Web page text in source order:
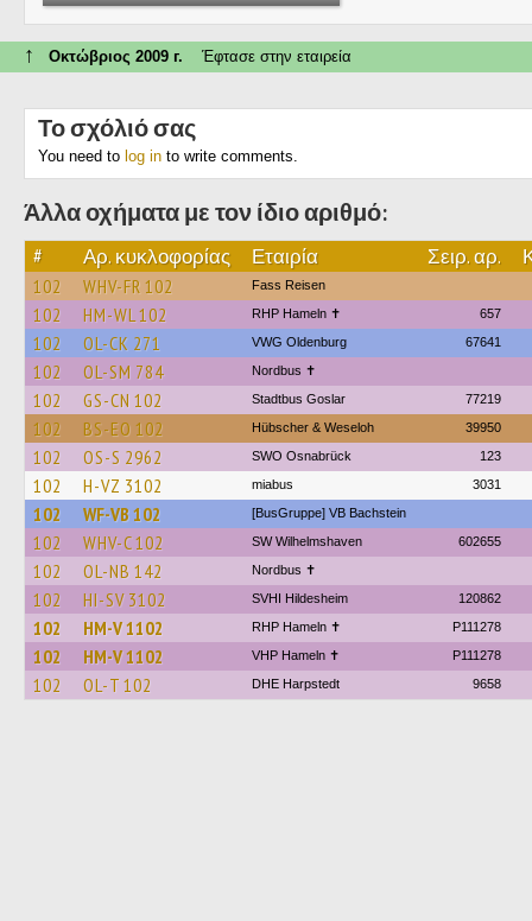
↑ Οκτώβριος 2009 г. Έφτασε στην εταιρεία
Το σχόλιό σας
You need to log in to write comments.
Άλλα οχήματα με τον ίδιο αριθμό:
# Αρ. κυκλοφορίας Εταιρία Σειρ. αρ.
102 WHV-FR 102 Fass Reisen
102 HM-WL 102 RHP Hameln ✝ 657
102 OL-CK 271 VWG Oldenburg 67641
102 OL-SM 784 Nordbus ✝
102 GS-CN 102 Stadtbus Goslar 77219
102 BS-EO 102 Hübscher & Weseloh 39950
102 OS-S 2962 SWO Osnabrück 123
102 H-VZ 3102 miabus 3031
102 WF-VB 102 [BusGruppe] VB Bachstein
102 WHV-C 102 SW Wilhelmshaven 602655
102 OL-NB 142 Nordbus ✝
102 HI-SV 3102 SVHI Hildesheim 120862
102 HM-V 1102 RHP Hameln ✝ P111278
102 HM-V 1102 VHP Hameln ✝ P111278
102 OL-T 102 DHE Harpstedt 9658